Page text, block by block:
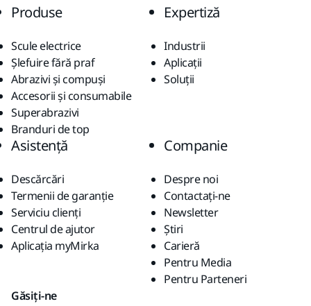
Produse
Scule electrice
Șlefuire fără praf
Abrazivi și compuși
Accesorii și consumabile
Superabrazivi
Branduri de top
Expertiză
Industrii
Aplicații
Soluții
Asistență
Descărcări
Termenii de garanție
Serviciu clienți
Centrul de ajutor
Aplicația myMirka
Companie
Despre noi
Contactaţi-ne
Newsletter
Știri
Carieră
Pentru Media
Pentru Parteneri
Găsiți-ne